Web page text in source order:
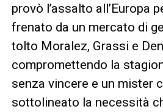
provò l’assalto all’Europa
frenato da un mercato di
tolto Moralez, Grassi e
compromettendo la
senza vincere e un mister
sottolineato la necessità